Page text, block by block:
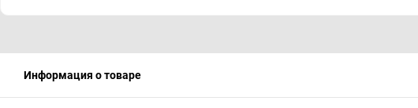
Информация о товаре